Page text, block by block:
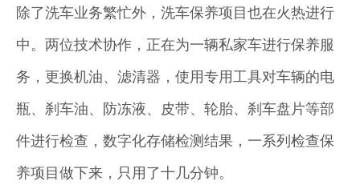
除了洗车业务繁忙外，洗车保养项目也在火热进行
中。两位技术协作，正在为一辆私家车进行保养服
务，更换机油、滤清器，使用专用工具对车辆的电
瓶、刹车油、防冻液、皮带、轮胎、刹车盘片等部
件进行检查，数字化存储检测结果，一系列检查保
养项目做下来，只用了十几分钟。